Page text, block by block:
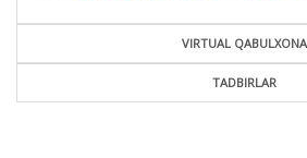
VIRTUAL QABULXONA
TADBIRLAR